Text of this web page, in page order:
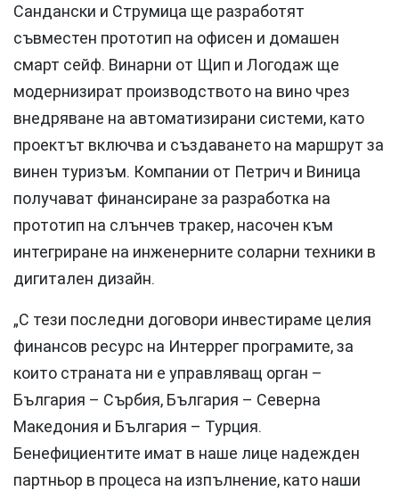
Сандански и Струмица ще разработят
съвместен прототип на офисен и домашен
смарт сейф. Винарни от Щип и Логодаж ще
модернизират производството на вино чрез
внедряване на автоматизирани системи, като
проектът включва и създаването на маршрут за
винен туризъм. Компании от Петрич и Виница
получават финансиране за разработка на
прототип на слънчев тракер, насочен към
интегриране на инженерните соларни техники в
дигитален дизайн.
„С тези последни договори инвестираме целия
финансов ресурс на Интеррег програмите, за
които страната ни е управляващ орган –
България – Сърбия, България – Северна
Македония и България – Турция.
Бенефициентите имат в наше лице надежден
партньор в процеса на изпълнение, като наши